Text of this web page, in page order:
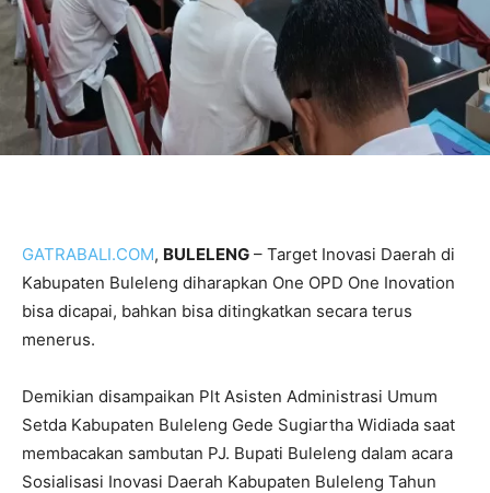
GATRABALI.COM, BULELENG – Target Inovasi Daerah di
Kabupaten Buleleng diharapkan One OPD One Inovation
bisa dicapai, bahkan bisa ditingkatkan secara terus
menerus.
Demikian disampaikan Plt Asisten Administrasi Umum
Setda Kabupaten Buleleng Gede Sugiartha Widiada saat
membacakan sambutan PJ. Bupati Buleleng dalam acara
Sosialisasi Inovasi Daerah Kabupaten Buleleng Tahun